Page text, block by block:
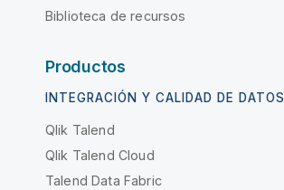
Biblioteca de recursos
Productos
INTEGRACIÓN Y CALIDAD DE DATOS
Qlik Talend
Qlik Talend Cloud
Talend Data Fabric